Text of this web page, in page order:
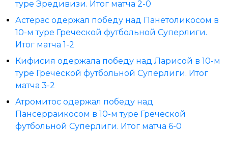
туре Эредивизи. Итог матча 2-0
Астерас одержал победу над Панетоликосом в
10-м туре Греческой футбольной Суперлиги.
Итог матча 1-2
Кифисия одержала победу над Ларисой в 10-м
туре Греческой футбольной Суперлиги. Итог
матча 3-2
Атромитос одержал победу над
Пансерраикосом в 10-м туре Греческой
футбольной Суперлиги. Итог матча 6-0